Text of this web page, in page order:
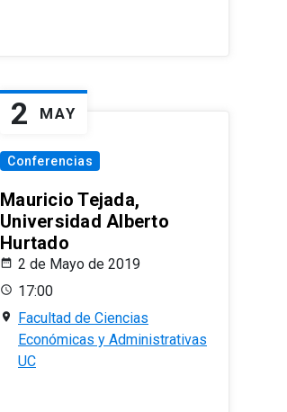
2 MAY
Conferencias
Mauricio Tejada,
Universidad Alberto
Hurtado
2 de Mayo de 2019
17:00
Facultad de Ciencias
Económicas y Administrativas
UC